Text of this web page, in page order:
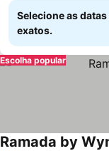
Selecione as
exatos.
Escolha popular
Ramada by